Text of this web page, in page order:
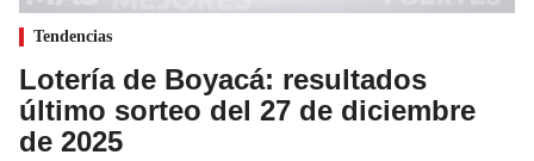
Tendencias
Lotería de Boyacá: resultados
último sorteo del 27 de diciembre
de 2025